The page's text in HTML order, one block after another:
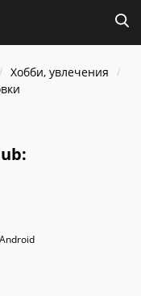
Хобби, увлечения